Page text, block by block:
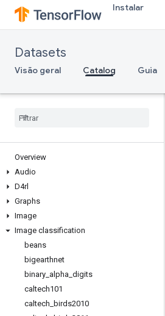
Instalar
Datasets
Visão geral Catalog Guia
Overview
Audio
D4rl
Graphs
Image
Image classification
beans
bigearthnet
binary alpha digits
caltech101
caltech birds2010